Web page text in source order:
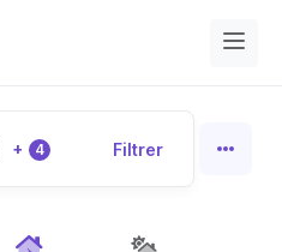
+ 4 Filtrer